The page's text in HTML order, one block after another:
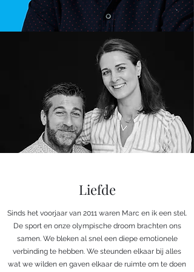
Liefde
Sinds het voorjaar van 2011 waren Marc en ik een stel.
De sport en onze olympische droom brachten ons
samen. We bleken al snel een diepe emotionele
verbinding te hebben. We steunden elkaar bij alles
wat we wilden en gaven elkaar de ruimte om te doen